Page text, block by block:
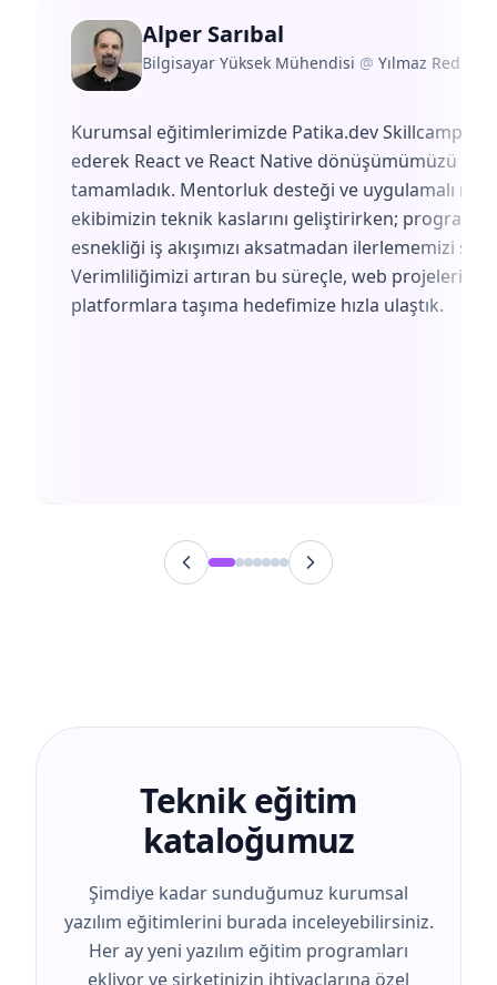
Alper Sarıbal
Bilgisayar Yüksek Mühendisi @ Yılmaz
Kurumsal eğitimlerimizde Patika.dev Skillcamp'i
ederek React ve React Native dönüşümümüzü
tamamladık. Mentorluk desteği ve uygulamalı
ekibimizin teknik kaslarını geliştirirken; programın
esnekliği iş akışımızı aksatmadan ilerlememizi
Verimliliğimizi artıran bu süreçle, web
platformlara taşıma hedefimize hızla ulaştık.
Teknik eğitim
kataloğumuz
Şimdiye kadar sunduğumuz kurumsal
yazılım eğitimlerini burada inceleyebilirsiniz.
Her ay yeni yazılım eğitim programları
ekliyor ve şirketinizin ihtiyaçlarına özel